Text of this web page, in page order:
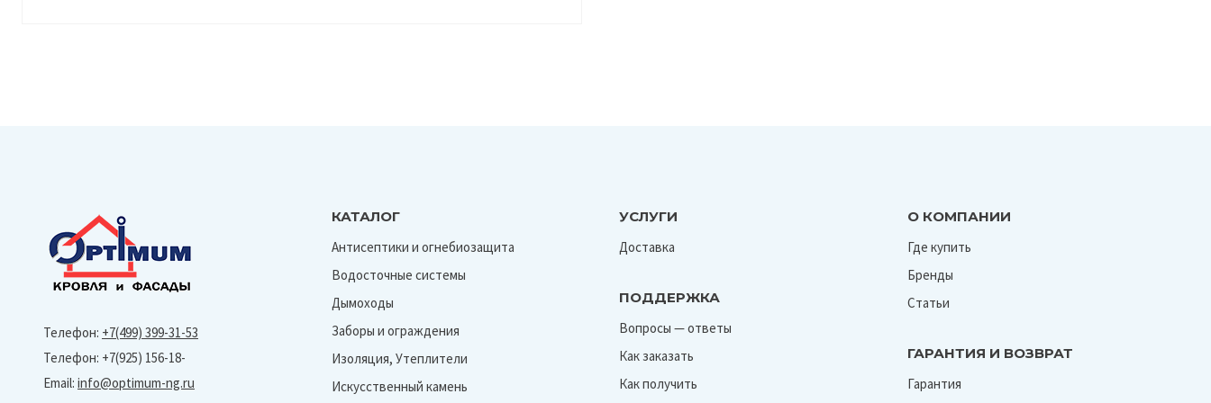
Телефон: +7(499) 399-31-53
Телефон: +7(925) 156-18-
Email: info@optimum-ng.ru
КАТАЛОГ
Антисептики и огнебиозащита
Водосточные системы
Дымоходы
Заборы и ограждения
Изоляция, Утеплители
Искусственный камень
УСЛУГИ
Доставка
ПОДДЕРЖКА
Вопросы — ответы
Как заказать
Как получить
О КОМПАНИИ
Где купить
Бренды
Статьи
ГАРАНТИЯ И ВОЗВРАТ
Гарантия